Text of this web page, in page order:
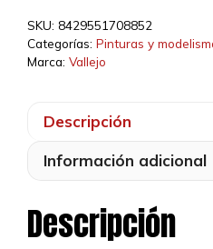
Verde
SKU: 8429551708852
Categorías: Pinturas y
Marca: Vallejo
Descripción
Información adicional
Descripción